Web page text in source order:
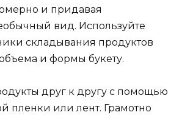
и придавая
вид. Используйте
складывания продуктов
и формы букету.
друг к другу с помощью
пленки или лент. Грамотно